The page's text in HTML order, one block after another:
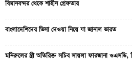
বিমানবন্দর থেকে শাহীন গ্রেফতার
বাংলাদেশিদের ভিসা দেওয়া নিয়ে যা জানাল ভারত
মনিরুলের স্ত্রী অতিরিক্ত সচিব সায়লা ফারজানা